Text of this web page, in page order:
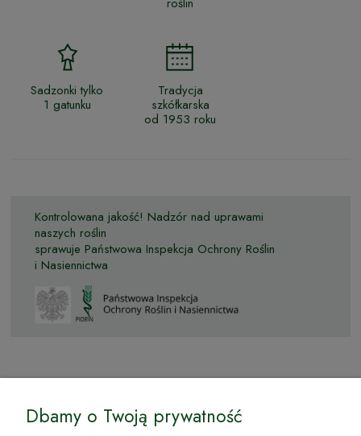
roślin
Sadzonki tylko
1 gatunku
Tradycja
szkółkarska
od 1953 roku
Kontrolowana jakość! Nadzór nad uprawami
naszych roślin
sprawuje Państwowa Inspekcja Ochrony Roślin
i Nasiennictwa
Dbamy o Twoją prywatność